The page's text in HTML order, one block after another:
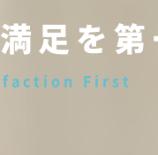
足を
First